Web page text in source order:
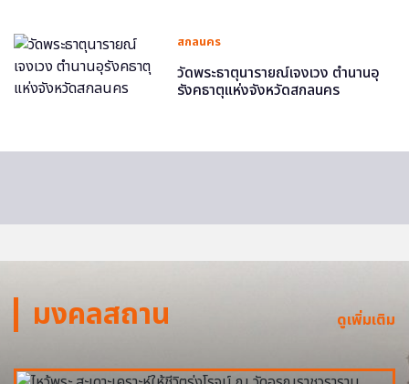
สกลนคร
วัดพระธาตุนารายณ์เจงเวง ตำนานอุ
รังคธาตุแห่งจังหวัดสกลนคร
มงคลสถาน ดูเพิ่มเติม